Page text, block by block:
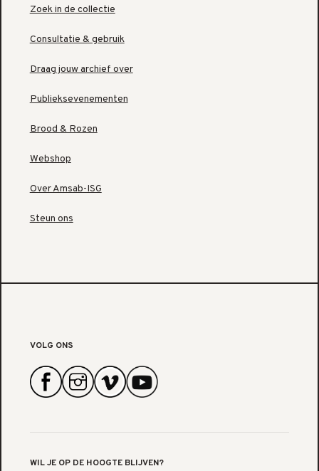
Zoek in de collectie
Consultatie & gebruik
Draag jouw archief over
Publieksevenementen
Brood & Rozen
Webshop
Over Amsab-ISG
Steun ons
VOLG ONS
WIL JE OP DE HOOGTE BLIJVEN?